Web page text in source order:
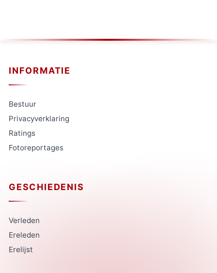
INFORMATIE
Bestuur
Privacyverklaring
Ratings
Fotoreportages
GESCHIEDENIS
Verleden
Ereleden
Erelijst